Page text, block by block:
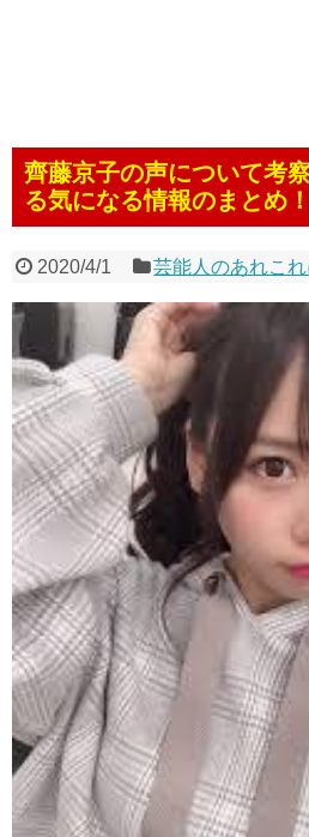
齊藤京子の声について考
る気になる情報のまとめ！
2020/4/1 芸能人のあれこれ